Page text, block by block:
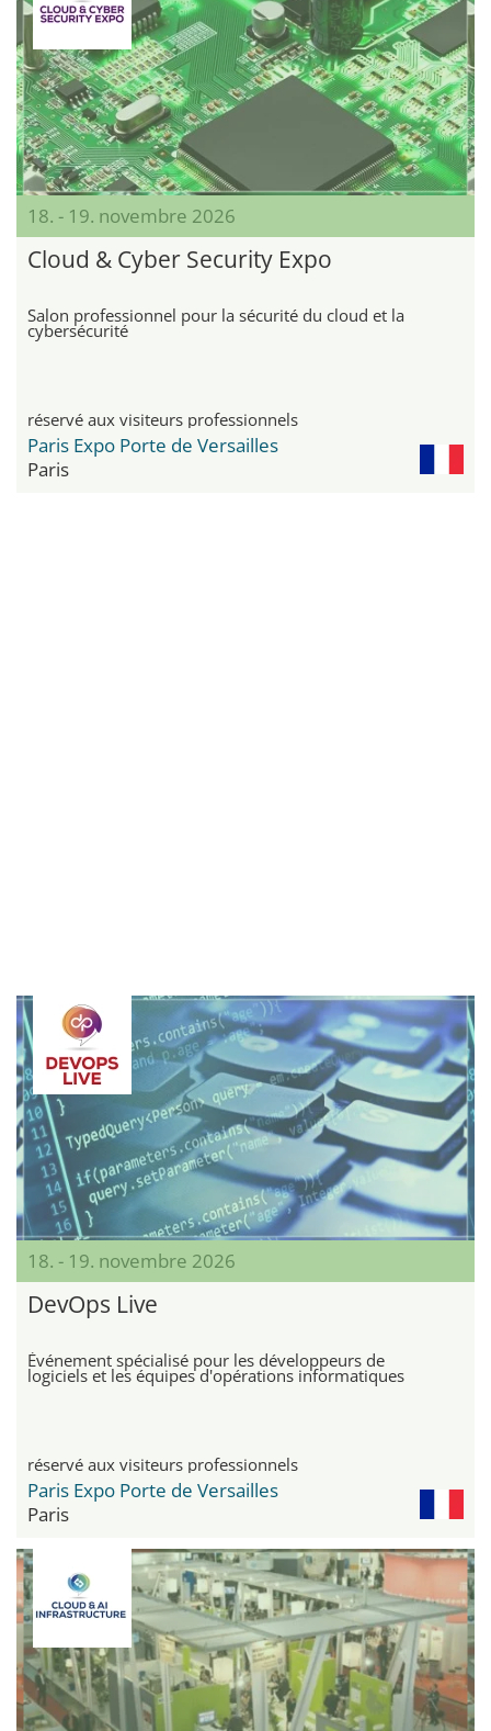
18. - 19. novembre 2026
Cloud & Cyber Security Expo
Salon professionnel pour la sécurité du cloud et la
cybersécurité
réservé aux visiteurs professionnels
Paris Expo Porte de Versailles
Paris
18. - 19. novembre 2026
DevOps Live
Événement spécialisé pour les développeurs de
logiciels et les équipes d'opérations informatiques
réservé aux visiteurs professionnels
Paris Expo Porte de Versailles
Paris